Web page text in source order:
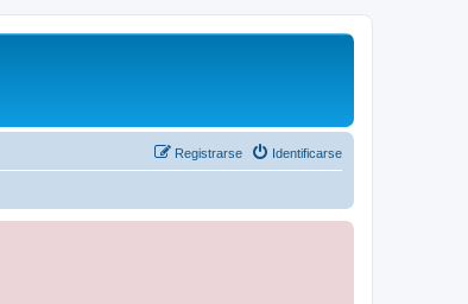
Identificarse
Registrarse